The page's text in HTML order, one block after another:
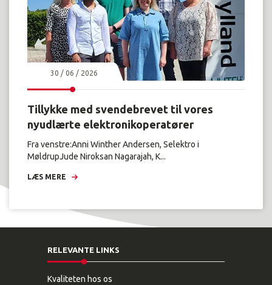
30 / 06 / 2026
Tillykke med svendebrevet til vores
nyudlærte elektronikoperatører
Fra venstre:Anni Winther Andersen, Selektro i
MøldrupJude Niroksan Nagarajah, K...
LÆS MERE
RELEVANTE LINKS
Kvaliteten hos os